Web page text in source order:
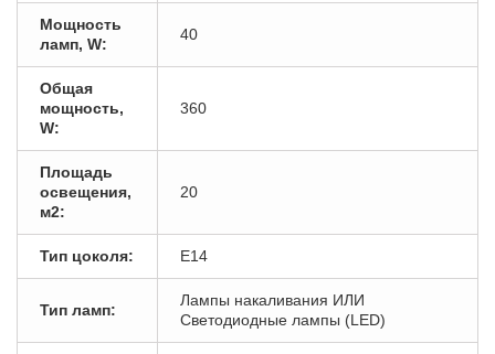
Мощность
ламп, W:
40
Общая
мощность,
W:
360
Площадь
освещения,
м2:
20
Тип цоколя: E14
Тип ламп:
Лампы накаливания ИЛИ
Светодиодные лампы (LED)